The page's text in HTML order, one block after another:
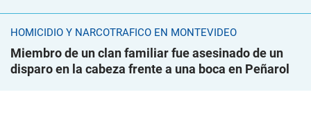
HOMICIDIO Y NARCOTRÁFICO EN MONTEVIDEO
Miembro de un clan familiar fue asesinado de un
disparo en la cabeza frente a una boca en Peñarol